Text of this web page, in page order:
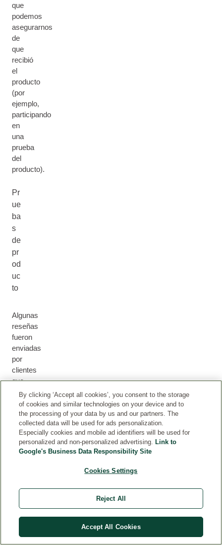
que
podemos
asegurarnos
de
que
recibió
el
producto
(por
ejemplo,
participando
en
una
prueba
del
producto).
Pr
ue
ba
s
de
pr
od
uc
to
Algunas
reseñas
fueron
enviadas
por
clientes
que
recibieron
nuestros
productos
durante
campañas
de
muestreo
Filtrar
By clicking ‘Accept all cookies’, you consent to the storage
of cookies and similar technologies on your device and to
the processing of your data by us and our partners. The
collected data will be used for ads personalization.
Especially cookies and mobile ad identifiers will be used for
personalized and non-personalized advertising. Link to
Google's Business Data Responsibility Site
Cookies Settings
Reject All
Accept All Cookies